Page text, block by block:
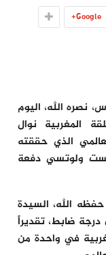
Google+
نصره الله، اليوم
المغربية نوال
الذي حققته
ولوتسي دفعة
الله، السيدة
ضابط، تقديراً
في واحدة من